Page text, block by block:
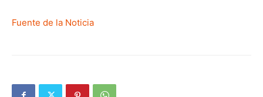
Fuente de la Noticia